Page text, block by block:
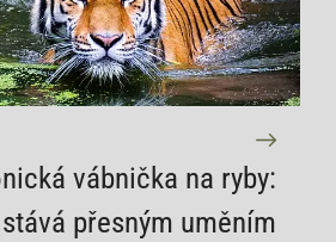
vábnička na ryby:
přesným uměním